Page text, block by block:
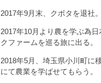
2017年9月末、クボタを退社。
2017年10月より農を学ぶ為
クファームを巡る旅に出る。
2018年5月、埼玉県小川町に
にて農業を学ばせてもらう。